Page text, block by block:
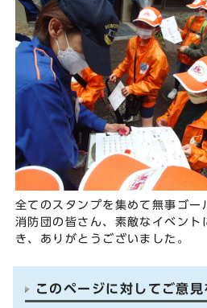
全てのスタンプを集めて無事ゴー
消防団の皆さん、素敵なイベント
き、ありがとうございました。
このページに対してご意